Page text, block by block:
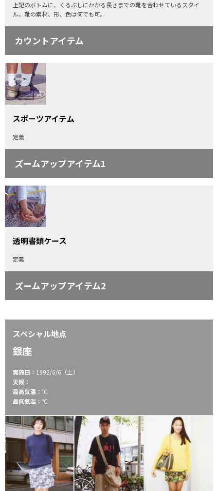
上記のボトムに、くるぶしにかかる長さまでの靴を合わせているスタイ
ル。靴の素材、形、色は何でも可。
カウントアイテム
スポーツアイテム
定義
ズームアップアイテム1
透明書類ケース
定義
ズームアップアイテム2
スペシャル地点
銀座
実施日： 1992/6/6（土）
天候：
最高気温： ℃
最低気温： ℃